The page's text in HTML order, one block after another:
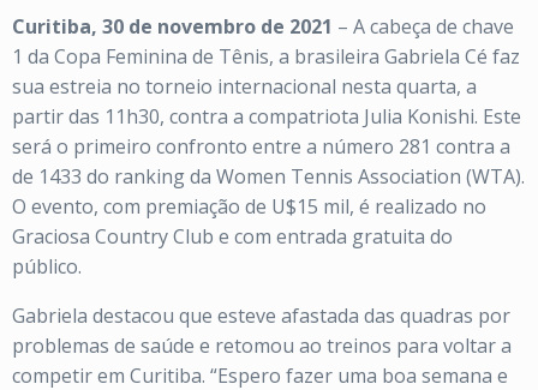
Curitiba, 30 de novembro de 2021 – A cabeça de chave
1 da Copa Feminina de Tênis, a brasileira Gabriela Cé faz
sua estreia no torneio internacional nesta quarta, a
partir das 11h30, contra a compatriota Julia Konishi. Este
será o primeiro confronto entre a número 281 contra a
de 1433 do ranking da Women Tennis Association (WTA).
O evento, com premiação de U$15 mil, é realizado no
Graciosa Country Club e com entrada gratuita do
público.
Gabriela destacou que esteve afastada das quadras por
problemas de saúde e retomou ao treinos para voltar a
competir em Curitiba. “Espero fazer uma boa semana e